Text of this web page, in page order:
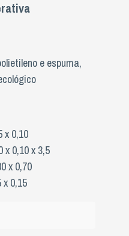
e espuma,
x 0,10
x 0,10 x 3,5
x 0,70
0,15